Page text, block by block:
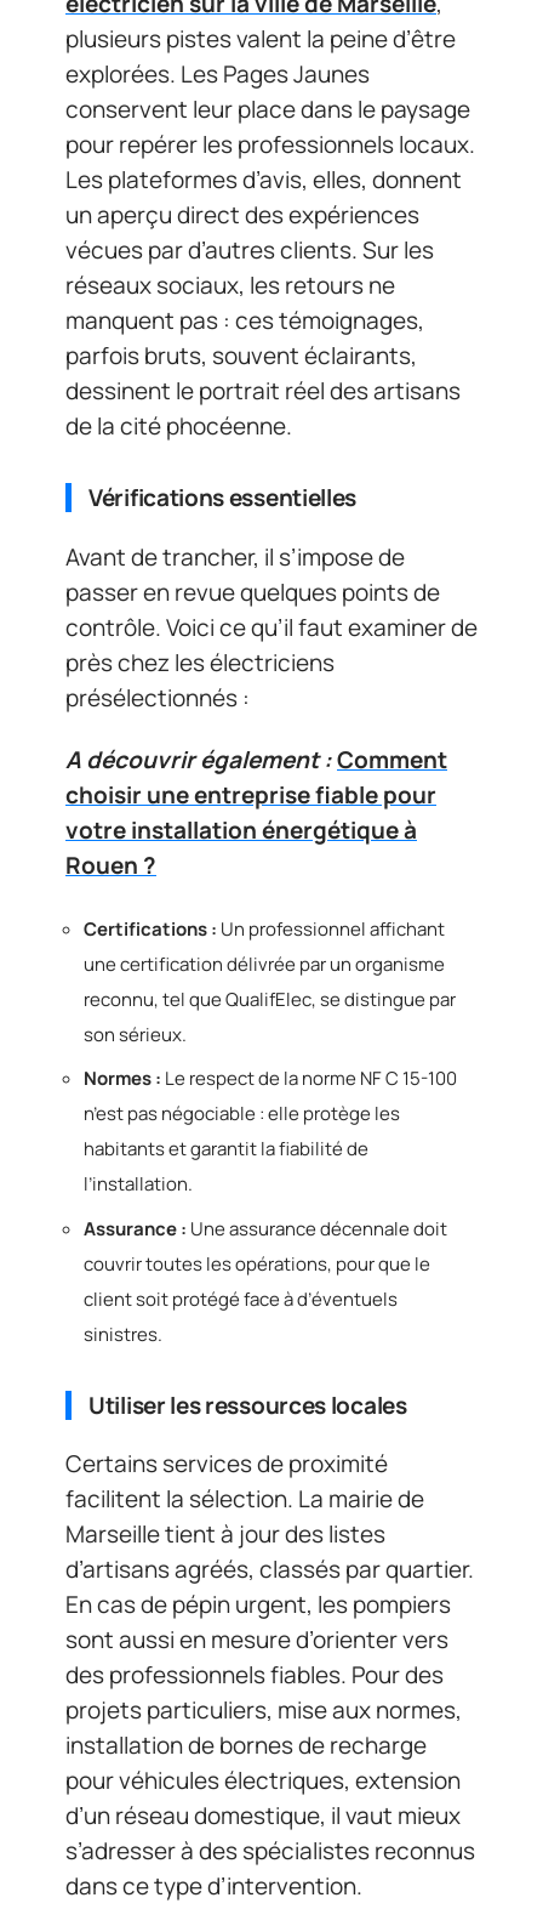
plusieurs pistes valent la peine d’être
explorées. Les Pages Jaunes
conservent leur place dans le paysage
pour repérer les professionnels locaux.
Les plateformes d’avis, elles, donnent
un aperçu direct des expériences
vécues par d’autres clients. Sur les
réseaux sociaux, les retours ne
manquent pas : ces témoignages,
parfois bruts, souvent éclairants,
dessinent le portrait réel des artisans
de la cité phocéenne.
Vérifications essentielles
Avant de trancher, il s’impose de
passer en revue quelques points de
contrôle. Voici ce qu’il faut examiner de
près chez les électriciens
présélectionnés :
A découvrir également :Comment
choisir une entreprise fiable pour
votre installation énergétique à
Rouen ?
Certifications : Un professionnel affichant
une certification délivrée par un organisme
reconnu, tel que QualifElec, se distingue par
son sérieux.
Normes : Le respect de la norme NF C 15-100
n’est pas négociable : elle protège les
habitants et garantit la fiabilité de
l’installation.
Assurance : Une assurance décennale doit
couvrir toutes les opérations, pour que le
client soit protégé face à d’éventuels
sinistres.
Utiliser les ressources locales
Certains services de proximité
facilitent la sélection. La mairie de
Marseille tient à jour des listes
d’artisans agréés, classés par quartier.
En cas de pépin urgent, les pompiers
sont aussi en mesure d’orienter vers
des professionnels fiables. Pour des
projets particuliers, mise aux normes,
installation de bornes de recharge
pour véhicules électriques, extension
d’un réseau domestique, il vaut mieux
s’adresser à des spécialistes reconnus
dans ce type d’intervention.